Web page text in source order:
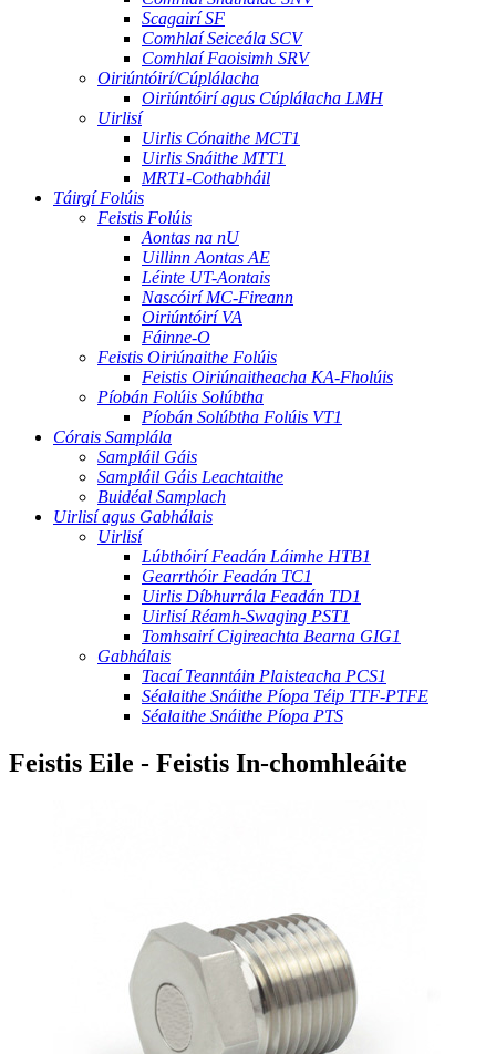
Scagairí SF
Comhlaí Seiceála SCV
Comhlaí Faoisimh SRV
Oiriúntóirí/Cúplálacha
Oiriúntóirí agus Cúplálacha LMH
Uirlisí
Uirlis Cónaithe MCT1
Uirlis Snáithe MTT1
MRT1-Cothabháil
Táirgí Folúis
Feistis Folúis
Aontas na nU
Uillinn Aontas AE
Léinte UT-Aontais
Nascóirí MC-Fireann
Oiriúntóirí VA
Fáinne-O
Feistis Oiriúnaithe Folúis
Feistis Oiriúnaitheacha KA-Fholúis
Píobán Folúis Solúbtha
Píobán Solúbtha Folúis VT1
Córais Samplála
Sampláil Gáis
Sampláil Gáis Leachtaithe
Buidéal Samplach
Uirlisí agus Gabhálais
Uirlisí
Lúbthóirí Feadán Láimhe HTB1
Gearrthóir Feadán TC1
Uirlis Díbhurrála Feadán TD1
Uirlisí Réamh-Swaging PST1
Tomhsairí Cigireachta Bearna GIG1
Gabhálais
Tacaí Teanntáin Plaisteacha PCS1
Séalaithe Snáithe Píopa Téip TTF-PTFE
Séalaithe Snáithe Píopa PTS
Feistis Eile - Feistis In-chomhleáite